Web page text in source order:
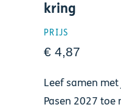
kring
PRIJS
€ 4,87
Leef samen
Pasen 2027 toe